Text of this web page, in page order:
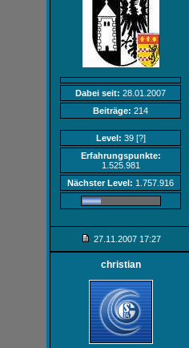
Dabei seit: 28.01.2007
Beiträge: 214
Level: 39 [?]
Erfahrungspunkte:
1.525.981
Nächster Level: 1.757.916
27.11.2007 17:27
christian